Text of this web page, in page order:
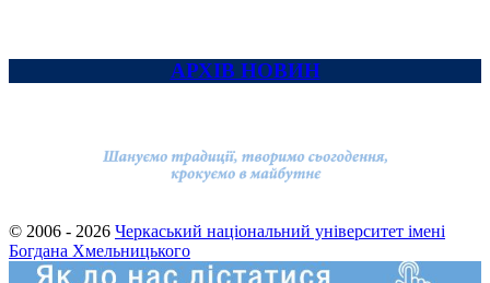
АРХІВ НОВИН
© 2006 - 2026 Черкаський національний університет імені
Богдана Хмельницького